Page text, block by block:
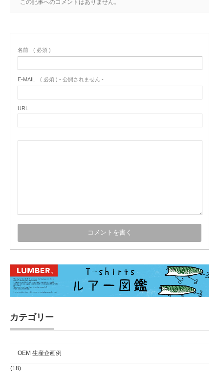
この記事へのコメントはありません。
名前 ( 必須 )
E-MAIL ( 必須 ) - 公開されません -
URL
カテゴリー
OEM 生産企画例
(18)